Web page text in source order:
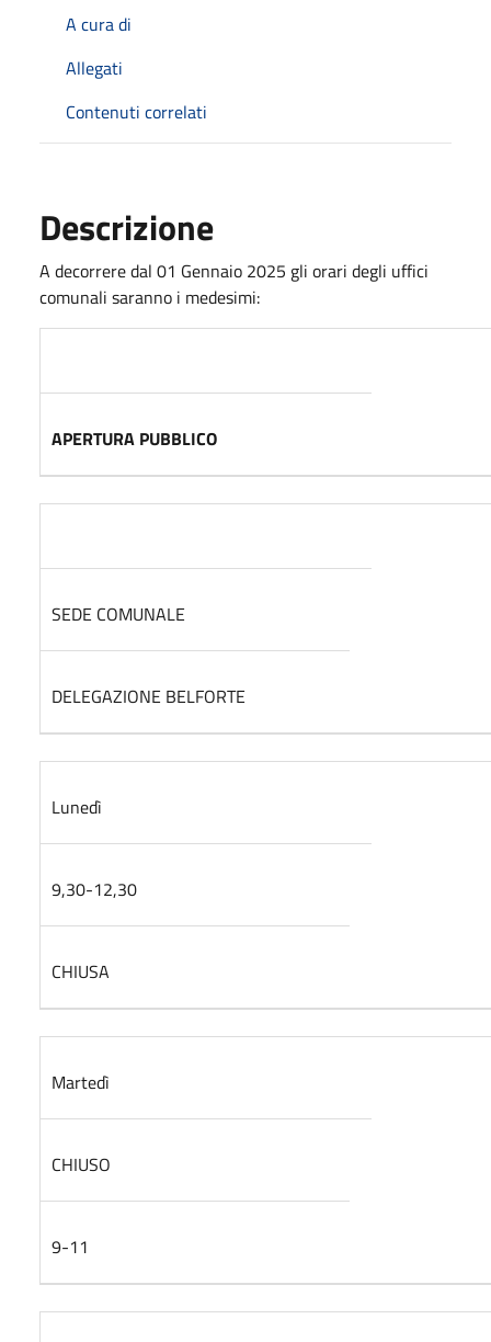
A cura di
Allegati
Contenuti correlati
Descrizione
A decorrere dal 01 Gennaio 2025 gli orari degli uffici
comunali saranno i medesimi:
APERTURA PUBBLICO
SEDE COMUNALE
DELEGAZIONE BELFORTE
Lunedì
9,30-12,30
CHIUSA
Martedì
CHIUSO
9-11